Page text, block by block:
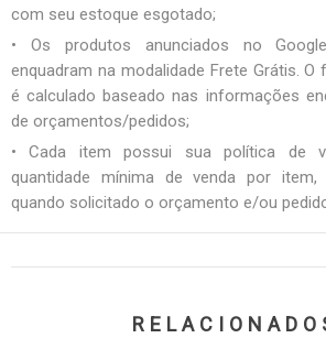
com seu estoque esgotado;
• Os produtos anunciados no
enquadram na modalidade Frete Grátis.
é calculado baseado nas informações
de orçamentos/pedidos;
• Cada item possui sua política de
quantidade mínima de venda por
quando solicitado o orçamento e/ou